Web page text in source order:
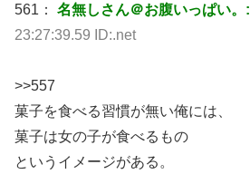
561： 名無しさん＠お腹いっぱい。:
23:27:39.59 ID:.net
>>557
菓子を食べる習慣が無い俺には、
菓子は女の子が食べるもの
というイメージがある。